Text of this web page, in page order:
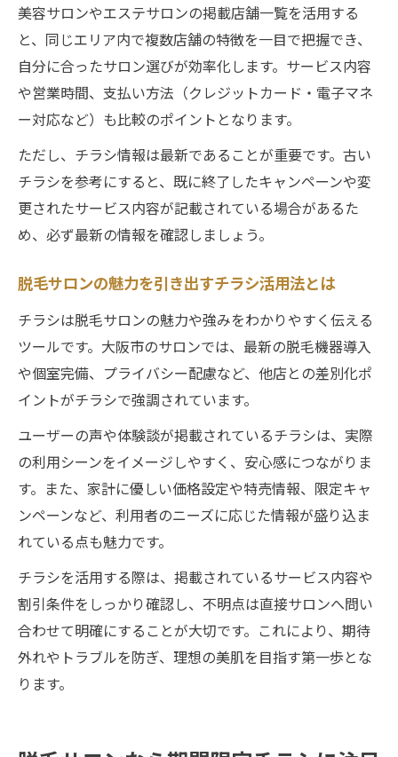
美容サロンやエステサロンの掲載店舗一覧を活用する
と、同じエリア内で複数店舗の特徴を一目で把握でき、
自分に合ったサロン選びが効率化します。サービス内容
や営業時間、支払い方法（クレジットカード・電子マネ
ー対応など）も比較のポイントとなります。
ただし、チラシ情報は最新であることが重要です。古い
チラシを参考にすると、既に終了したキャンペーンや変
更されたサービス内容が記載されている場合があるた
め、必ず最新の情報を確認しましょう。
脱毛サロンの魅力を引き出すチラシ活用法とは
チラシは脱毛サロンの魅力や強みをわかりやすく伝える
ツールです。大阪市のサロンでは、最新の脱毛機器導入
や個室完備、プライバシー配慮など、他店との差別化ポ
イントがチラシで強調されています。
ユーザーの声や体験談が掲載されているチラシは、実際
の利用シーンをイメージしやすく、安心感につながりま
す。また、家計に優しい価格設定や特売情報、限定キャ
ンペーンなど、利用者のニーズに応じた情報が盛り込ま
れている点も魅力です。
チラシを活用する際は、掲載されているサービス内容や
割引条件をしっかり確認し、不明点は直接サロンへ問い
合わせて明確にすることが大切です。これにより、期待
外れやトラブルを防ぎ、理想の美肌を目指す第一歩とな
ります。